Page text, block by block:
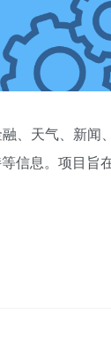
、天气、新闻
信息。项目旨